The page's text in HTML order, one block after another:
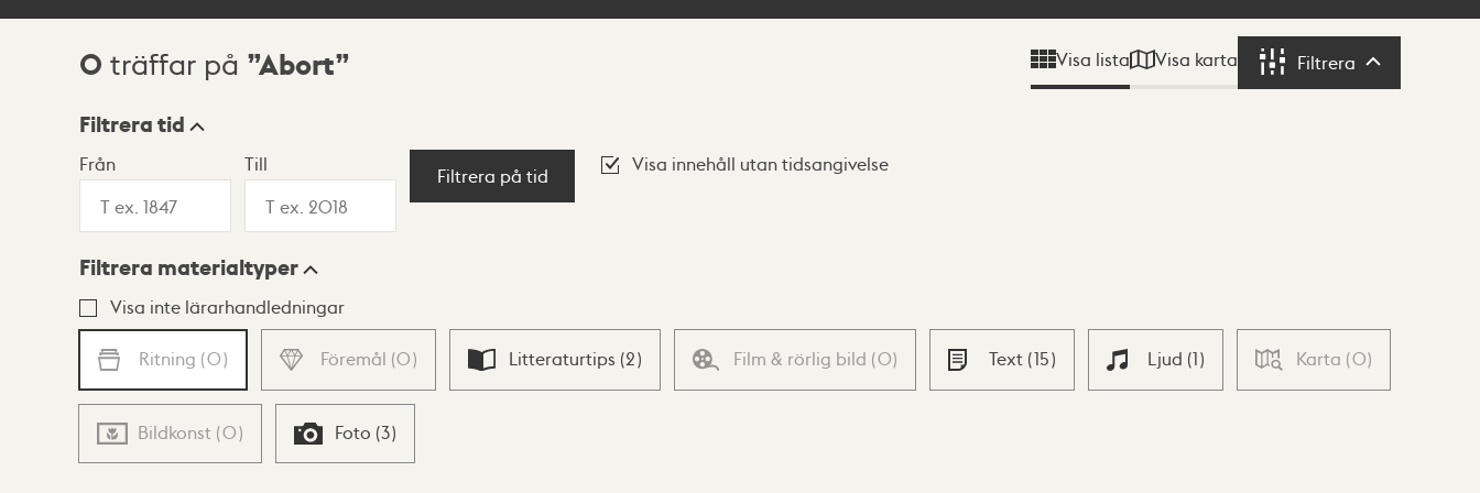
Sökresultat
0 träffar på Abort Visa lista Visa karta Filtrera Filtrera
Visningsläge
Lista Karta
Filtrera tid
Från Till
Filtrera på tid
Visa innehåll utan tidsangivelse
Filtrera materialtyper
Visa inte lärarhandledningar
Ritning (0) Föremål (0) Litteraturtips (2) Film & rörlig bild (0) Text (15) Ljud (1) Karta (0)
Bildkonst (0) Foto (3)